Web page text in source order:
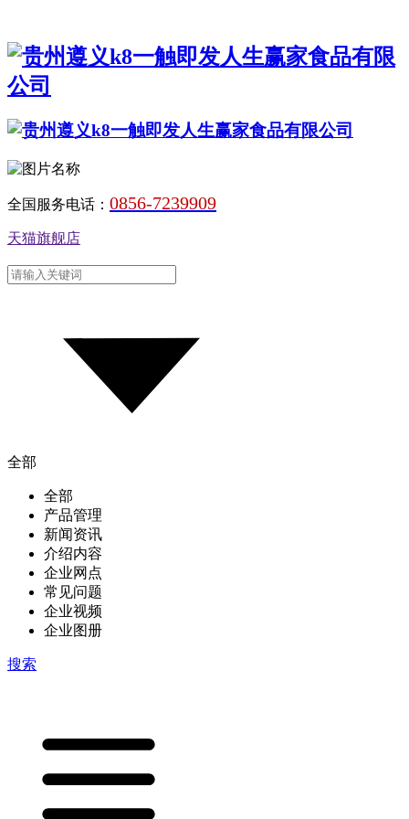
全国服务电话： 0856-7239909
天猫旗舰店
全部
全部
产品管理
新闻资讯
介绍内容
企业网点
常见问题
企业视频
企业图册
搜索